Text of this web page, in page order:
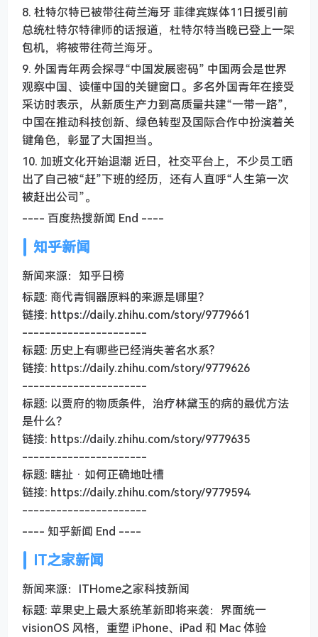
8. 杜特尔特已被带往荷兰海牙 菲律宾媒体11日援引前
总统杜特尔特律师的话报道，杜特尔特当晚已登上一架
包机，将被带往荷兰海牙。
9. 外国青年两会探寻“中国发展密码” 中国两会是世界
观察中国、读懂中国的关键窗口。多名外国青年在接受
采访时表示，从新质生产力到高质量共建“一带一路”，
中国在推动科技创新、绿色转型及国际合作中扮演着关
键角色，彰显了大国担当。
10. 加班文化开始退潮 近日，社交平台上，不少员工晒
出了自己被“赶”下班的经历，还有人直呼“人生第一次
被赶出公司”。
---- 百度热搜新闻 End ----
知乎新闻
新闻来源：知乎日榜
标题: 商代青铜器原料的来源是哪里？
链接: https://daily.zhihu.com/story/9779661
----------------------
标题: 历史上有哪些已经消失著名水系?
链接: https://daily.zhihu.com/story/9779626
----------------------
标题: 以贾府的物质条件，治疗林黛玉的病的最优方法
是什么？
链接: https://daily.zhihu.com/story/9779635
----------------------
标题: 瞎扯 · 如何正确地吐槽
链接: https://daily.zhihu.com/story/9779594
----------------------
---- 知乎新闻 End ----
IT之家新闻
新闻来源：ITHome之家科技新闻
标题: 苹果史上最大系统革新即将来袭：界面统一
visionOS 风格，重塑 iPhone、iPad 和 Mac 体验